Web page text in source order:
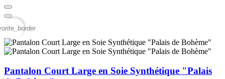
Pantalon Court Large en Soie Synthétique "Palais